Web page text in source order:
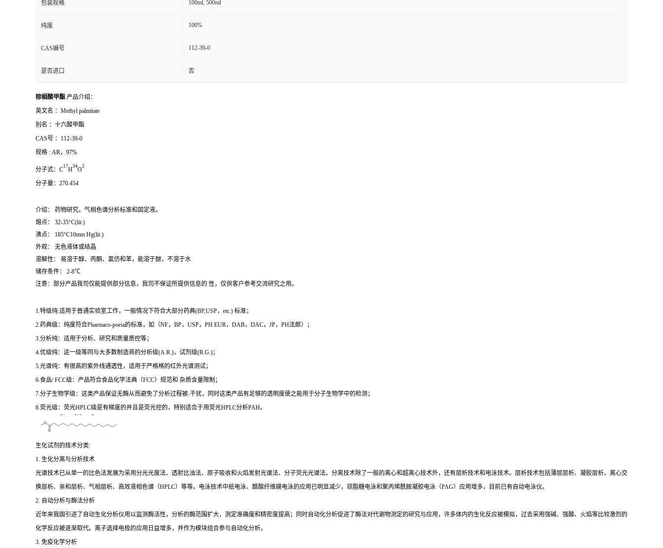
包装规格 100ml, 500ml
纯度 100%
CAS编号 112-39-0
是否进口 否
棕榈酸甲酯 产品介绍：
英文名 ： Methyl palmitate
别名 ： 十六酸甲酯
CAS号 ： 112-39-0
规格 : AR，97%
分子式： C
17
H
34
O
2
分子量： 270.454
介绍： 药物研究。气相色谱分析标准和固定液。
熔点： 32-35°C(lit.)
沸点： 185°C10mm Hg(lit.)
外观： 无色液体或结晶
溶解性： 易溶于醇、丙酮、氯仿和苯，能溶于醚，不溶于水
储存条件： 2-8℃
注意：部分产品我司仅能提供部分信息，我司不保证所提供信息的 性，仅供客户参考交流研究之用。
1.特级纯:适用于普通实验室工作，一般情况下符合大部分药典(BP,USP，etc.) 标准；
2.药典级：纯度符合Pharmaco-poeia的标准，如（NF，BP，USP，PH EUR，DAB，DAC，JP，PH法郎）；
3.分析纯：适用于分析、研究和质量质控等；
4.优级纯：这一级等同与大多数制造商的分析级(A.R.)，试剂级(R.G.)；
5.光谱纯：有很高的紫外线通透性，适用于严格格的红外光谱测试；
6.食品/ FCC级：产品符合食品化学法典（FCC）规范和 杂质含量限制；
7.分子生物学级：这类产品保证无酶从而避免了分析过程被-干扰，同时这类产品有足够的透明度使之能用于分子生物学中的检测；
8.荧光级：荧光HPLC级是有梯度的并且是荧光控的，特别适合于用荧光HPLC分析PAH。
生化试剂的技术分类:
1. 生化分离与分析技术
光谱技术已从单一的比色法发展为采用分光光度法、透射比浊法、原子吸收和火焰发射光谱法、分子荧光光谱法。分离技术除了一般的离心和超离心技术外，还有层析技术和电泳技术。层析技术包括薄层层析、凝胶层析、离心交
换层析、亲和层析、气相层析、高效液相色谱（HPLC）等等。电泳技术中纸电泳、醋酸纤维膜电泳的应用已明显减少，琼脂糖电泳和聚丙烯酰胺凝胶电泳（PAG）应用增多，目前已有自动电泳仪。
2. 自动分析与酶法分析
近年来我国引进了自动生化分析仪用以监测酶活性，分析的酶范围扩大，测定准确度和精密度提高；同时自动化分析促进了酶法对代谢物测定的研究与应用，许多体内的生化反应被模拟，过去采用强碱、强酸、火焰等比较激烈的
化学反应被逐渐取代。离子选择电极的应用日益增多，并作为模块组合参与自动化分析。
3. 免疫化学分析